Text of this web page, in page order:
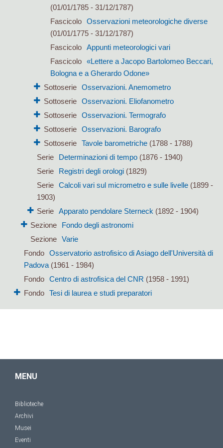
(01/01/1785 - 31/12/1787)
Fascicolo Osservazioni meteorologiche diverse
(01/01/1775 - 31/12/1787)
Fascicolo Appunti meteorologici vari
Fascicolo «Lettere a Jacopo Bartolomeo Beccari,
Bologna e a Gherardo Odone»
Sottoserie
Osservazioni. Anemometro
Sottoserie
Osservazioni. Eliofanometro
Sottoserie
Osservazioni. Termografo
Sottoserie
Osservazioni. Barografo
Sottoserie
Tavole barometriche(1788 - 1788)
Serie
Determinazioni di tempo (1876 - 1940)
Serie
Registri degli orologi (1829)
Serie
Calcoli vari sul micrometro e sulle livelle (1899 -
1903)
Serie
Apparato pendolare Sterneck (1892 - 1904)
Sezione
Fondo degli astronomi
Sezione Varie
Fondo
Osservatorio astrofisico di Asiago dell'Università di
Padova(1961 - 1984)
Fondo
Centro di astrofisica del CNR (1958 - 1991)
Fondo
Tesi di laurea e studi preparatori
MENU
Biblioteche
Archivi
Musei
Eventi